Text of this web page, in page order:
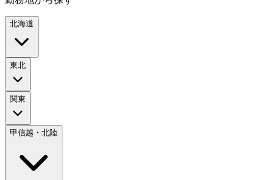
北海道
東北
関東
甲信越・北陸